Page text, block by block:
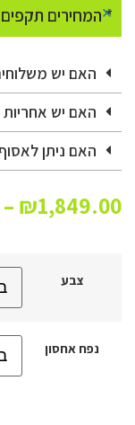
* המחירים
×
האם יש
האם יש
האם ניתן
₪1,849.00
–
צבע
נפח אחסון